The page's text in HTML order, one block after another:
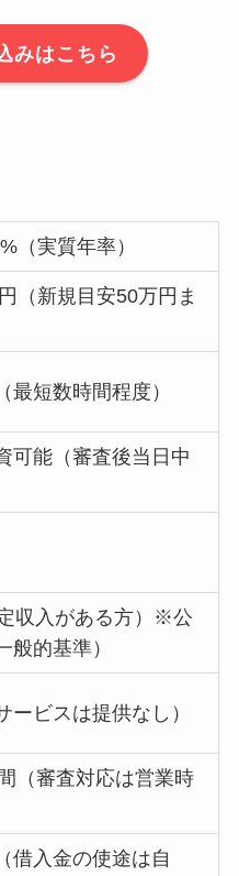
みはこちら
（実質年率）
（新規目安50万円ま
最短数時間程度）
可能（審査後当日中
収入がある方）※公
般的基準）
ービスは提供なし）
（審査対応は営業時
借入金の使途は自